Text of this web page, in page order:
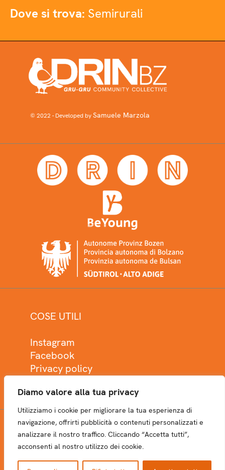
Diamo valore alla tua privacy
Utilizziamo i cookie per migliorare la tua esperienza di
navigazione, offrirti pubblicità o contenuti personalizzati e
analizzare il nostro traffico. Cliccando “Accetta tutti”,
acconsenti al nostro utilizzo dei cookie.
Dove si trova: Semirurali
© 2022 - Developed bySamuele Marzola
COSE UTILI
Instagram
Facebook
Privacy policy
NEWSLETTER